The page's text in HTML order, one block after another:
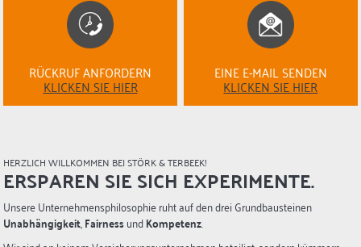
RÜCKRUF ANFORDERN
KLICKEN SIE HIER
EINE E-MAIL SENDEN
KLICKEN SIE HIER
HERZLICH WILLKOMMEN BEI STÖRK & TERBEEK!
ERSPAREN SIE SICH EXPERIMENTE.
Unsere Unternehmensphilosophie ruht auf den drei Grundbausteinen
Unabhängigkeit,FairnessundKompetenz.